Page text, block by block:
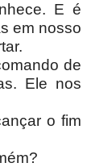
E é
em nosso
de
Ele nos
o fim